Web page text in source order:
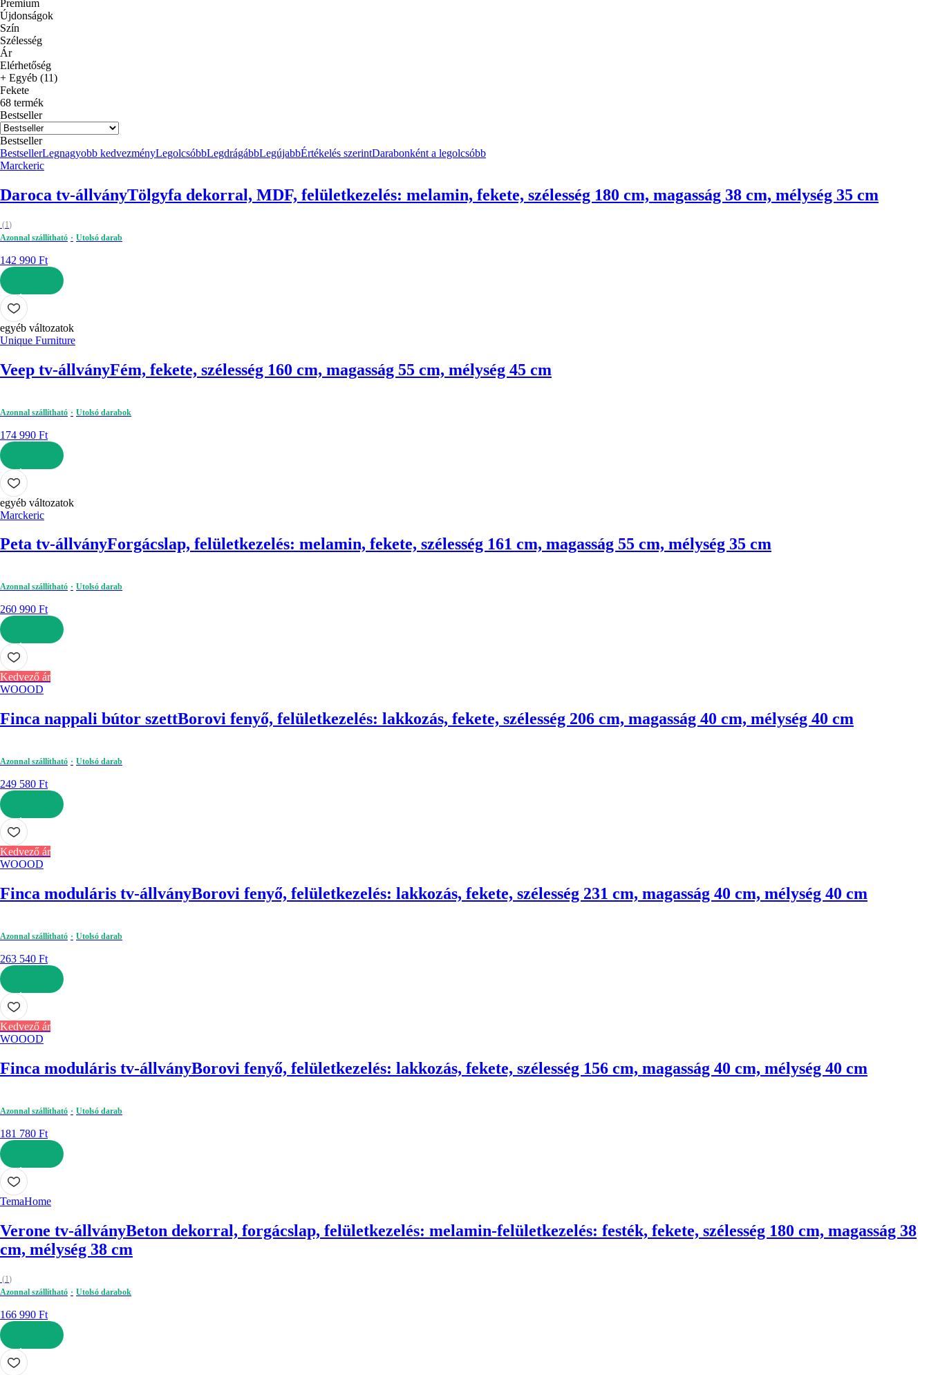
Premium
Újdonságok
Szín
Szélesség
Ár
Elérhetőség
+ Egyéb (11)
Fekete
68 termék
Bestseller
Bestseller
BestsellerLegnagyobb kedvezményLegolcsóbbLegdrágábbLegújabbÉrtékelés szerintDarabonként a legolcsóbb
Marckeric
Daroca tv-állványTölgyfa dekorral, MDF, felületkezelés: melamin, fekete, szélesség 180 cm, magasság 38 cm, mélység 35 cm
(1)
Azonnal szállítható
Utolsó darab
142 990 Ft
KOSÁRBA
egyéb változatok
Unique Furniture
Veep tv-állványFém, fekete, szélesség 160 cm, magasság 55 cm, mélység 45 cm
Azonnal szállítható Utolsó darabok
174 990 Ft
KOSÁRBA
egyéb változatok
Marckeric
Peta tv-állványForgácslap, felületkezelés: melamin, fekete, szélesség 161 cm, magasság 55 cm, mélység 35 cm
Azonnal szállítható Utolsó darab
260 990 Ft
KOSÁRBA
Kedvező ár
WOOOD
Finca nappali bútor szettBorovi fenyő, felületkezelés: lakkozás, fekete, szélesség 206 cm, magasság 40 cm, mélység 40 cm
Azonnal szállítható Utolsó darab
249 580 Ft
KOSÁRBA
Kedvező ár
WOOOD
Finca moduláris tv-állványBorovi fenyő, felületkezelés: lakkozás, fekete, szélesség 231 cm, magasság 40 cm, mélység 40 cm
Azonnal szállítható Utolsó darab
263 540 Ft
KOSÁRBA
Kedvező ár
WOOOD
Finca moduláris tv-állványBorovi fenyő, felületkezelés: lakkozás, fekete, szélesség 156 cm, magasság 40 cm, mélység 40 cm
Azonnal szállítható Utolsó darab
181 780 Ft
KOSÁRBA
TemaHome
Verone tv-állványBeton dekorral, forgácslap, felületkezelés: melamin-felületkezelés: festék, fekete, szélesség 180 cm, magasság 38
cm, mélység 38 cm
(1)
Azonnal szállítható
Utolsó darabok
166 990 Ft
KOSÁRBA